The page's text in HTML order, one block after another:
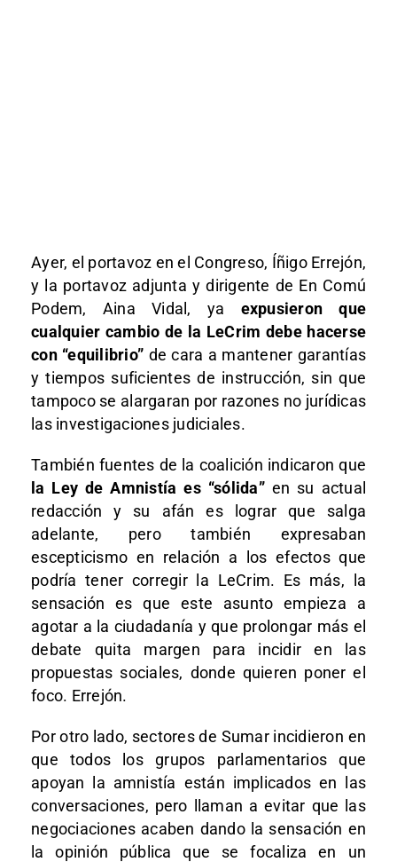
Ayer, el portavoz en el Congreso, Íñigo Errejón,
y la portavoz adjunta y dirigente de En Comú
Podem, Aina Vidal, ya expusieron que
cualquier cambio de la LeCrim debe hacerse
con “equilibrio” de cara a mantener garantías
y tiempos suficientes de instrucción, sin que
tampoco se alargaran por razones no jurídicas
las investigaciones judiciales.
También fuentes de la coalición indicaron que
la Ley de Amnistía es “sólida”en su actual
redacción y su afán es lograr que salga
adelante, pero también expresaban
escepticismo en relación a los efectos que
podría tener corregir la LeCrim. Es más, la
sensación es que este asunto empieza a
agotar a la ciudadanía y que prolongar más el
debate quita margen para incidir en las
propuestas sociales, donde quieren poner el
foco. Errejón.
Por otro lado, sectores de Sumar incidieron en
que todos los grupos parlamentarios que
apoyan la amnistía están implicados en las
conversaciones, pero llaman a evitar que las
negociaciones acaben dando la sensación en
la opinión pública que se focaliza en un